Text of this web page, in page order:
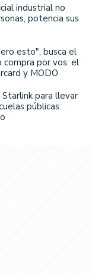
industrial no
potencia sus
esto", busca el
compra por vos: el
y MODO
para llevar
públicas: